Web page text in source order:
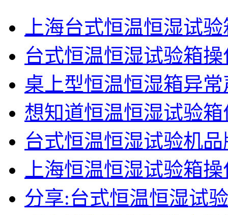
上海台式恒温恒湿试
台式恒温恒湿试验箱
桌上型恒温恒湿箱异
想知道恒温恒湿试验
台式恒温恒湿试验机
上海恒温恒湿试验箱
分享:台式恒温恒湿试